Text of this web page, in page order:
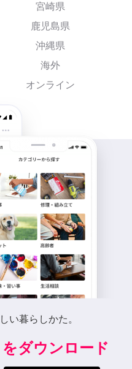
宮崎県
鹿児島県
沖縄県
海外
オンライン
い暮らしかた。
ダウンロード